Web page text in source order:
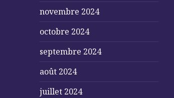
novembre 2024
octobre 2024
septembre 2024
août 2024
juillet 2024